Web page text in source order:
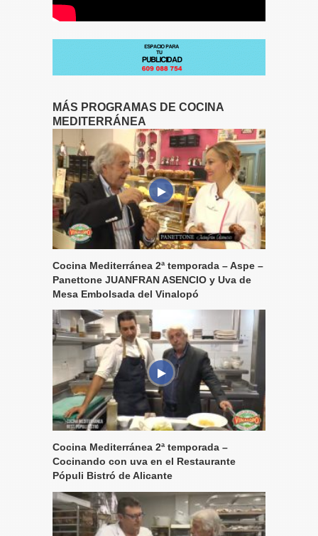
MÁS PROGRAMAS DE COCINA
MEDITERRÁNEA
Cocina Mediterránea 2ª temporada – Aspe –
Panettone JUANFRAN ASENCIO y Uva de
Mesa Embolsada del Vinalopó
Cocina Mediterránea 2ª temporada –
Cocinando con uva en el Restaurante
Pópuli Bistró de Alicante